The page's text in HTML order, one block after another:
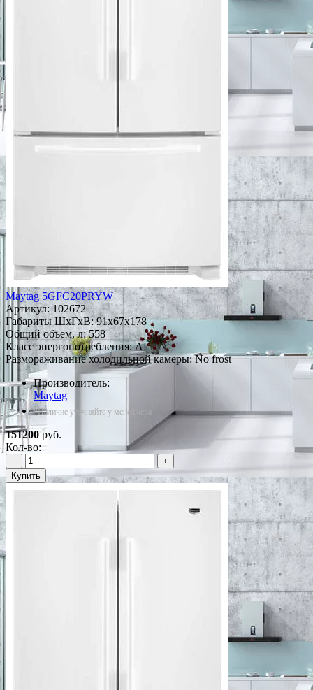
Maytag 5GFC20PRYW
Артикул:102672
Габариты ШxГxВ: 91x67x178
Общий объем, л: 558
Класс энергопотребления: A
Размораживание холодильной камеры: No frost
Производитель:
Maytag
*Наличие уточняйте у менеджера
151200руб.
Кол-во:
−
+
Купить